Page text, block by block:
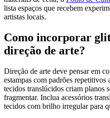
lista espaços que recebem
artistas locais.
Como incorporar
direção de arte?
Direção de arte deve pensar em
estampas com padrões
tecidos translúcidos criam planos
fragmentar. Inclua acessórios
tecidos com brilho irregular para